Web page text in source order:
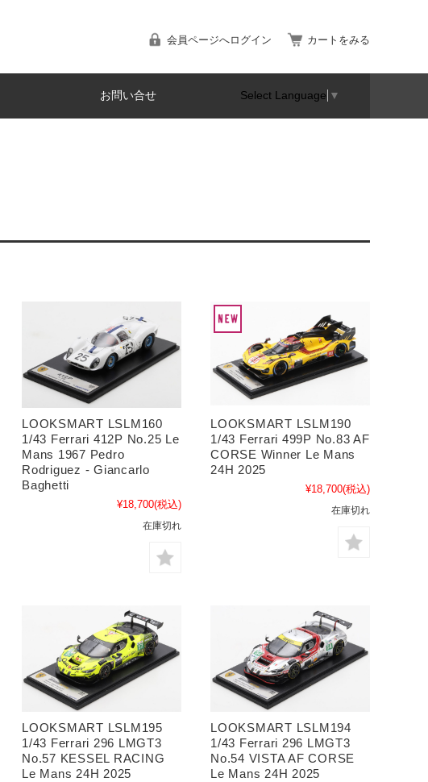
会員ページへログイン カートをみる
お問い合せ Select Language ▼
LOOKSMART LSLM160
1/43 Ferrari 412P No.25 Le
Mans 1967 Pedro
Rodriguez - Giancarlo
Baghetti
¥18,700(税込)
在庫切れ
LOOKSMART LSLM190
1/43 Ferrari 499P No.83 AF
CORSE Winner Le Mans
24H 2025
¥18,700(税込)
在庫切れ
LOOKSMART LSLM195
1/43 Ferrari 296 LMGT3
No.57 KESSEL RACING
Le Mans 24H 2025
LOOKSMART LSLM194
1/43 Ferrari 296 LMGT3
No.54 VISTA AF CORSE
Le Mans 24H 2025